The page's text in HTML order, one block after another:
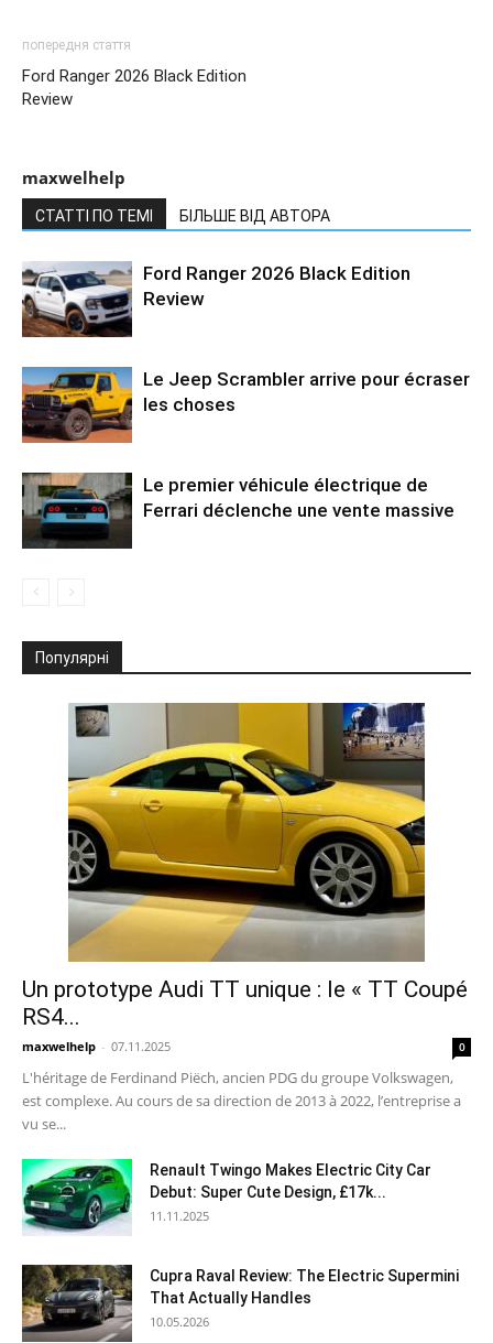
попередня стаття
Ford Ranger 2026 Black Edition
Review
maxwelhelp
СТАТТІ ПО ТЕМІ БІЛЬШЕ ВІД АВТОРА
Ford Ranger 2026 Black Edition
Review
Le Jeep Scrambler arrive pour écraser
les choses
Le premier véhicule électrique de
Ferrari déclenche une vente massive
Популярні
Un prototype Audi TT unique : le « TT Coupé
RS4...
maxwelhelp - 07.11.2025 0
L'héritage de Ferdinand Piëch, ancien PDG du groupe Volkswagen,
est complexe. Au cours de sa direction de 2013 à 2022, l’entreprise a
vu se...
Renault Twingo Makes Electric City Car
Debut: Super Cute Design, £17k...
11.11.2025
Cupra Raval Review: The Electric Supermini
That Actually Handles
10.05.2026